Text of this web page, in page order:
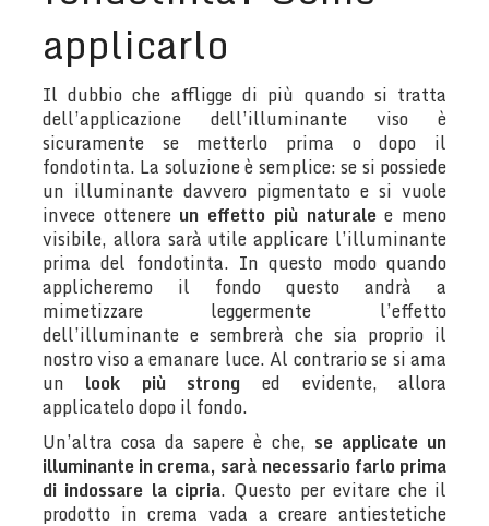
applicarlo
Il dubbio che affligge di più quando si tratta
dell’applicazione dell’illuminante viso è
sicuramente se metterlo prima o dopo il
fondotinta. La soluzione è semplice: se si possiede
un illuminante davvero pigmentato e si vuole
invece ottenere un effetto più naturalee meno
visibile, allora sarà utile applicare l’illuminante
prima del fondotinta. In questo modo quando
applicheremo il fondo questo andrà a
mimetizzare leggermente l’effetto
dell’illuminante e sembrerà che sia proprio il
nostro viso a emanare luce. Al contrario se si ama
un look più strong ed evidente, allora
applicatelo dopo il fondo.
Un’altra cosa da sapere è che, se applicate un
illuminante in crema, sarà necessario farlo prima
di indossare la cipria. Questo per evitare che il
prodotto in crema vada a creare antiestetiche